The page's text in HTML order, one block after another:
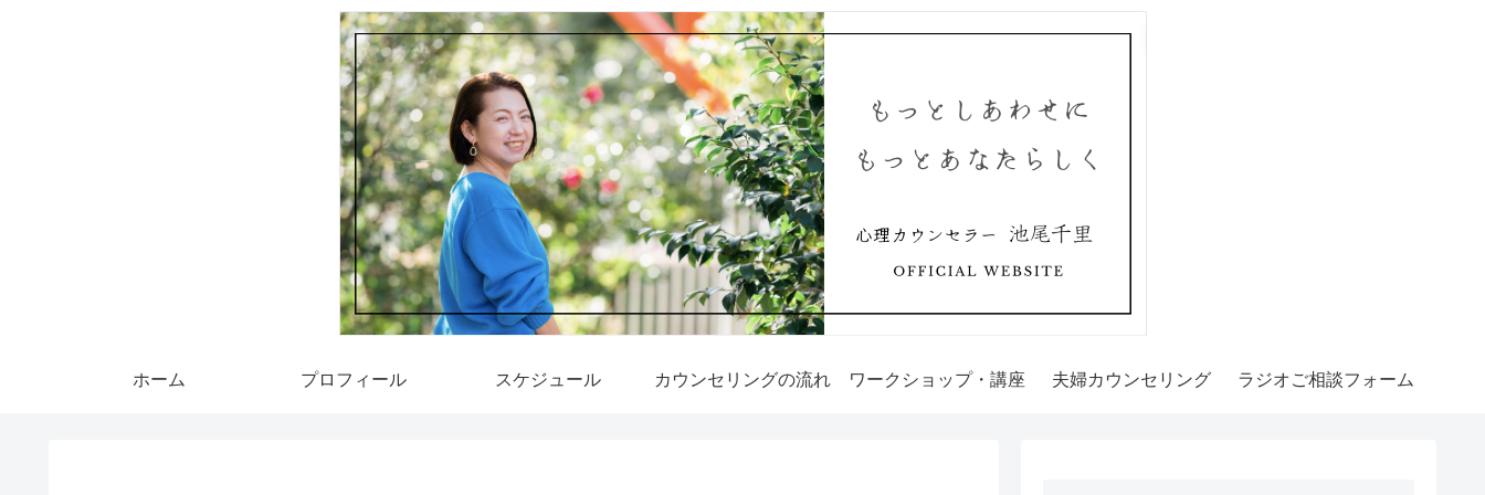
ホーム プロフィール スケジュール カウンセリングの流れ ワークショップ・講座 夫婦カウンセリング ラジオご相談フォーム